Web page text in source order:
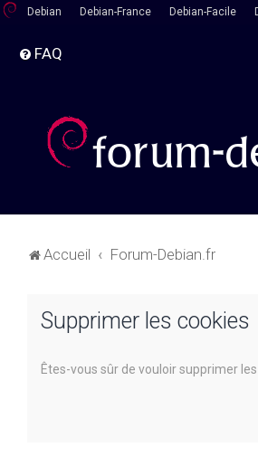
Debian Debian-France Debian-Facile
FAQ
Accueil Forum-Debian.fr
Supprimer les cookies
Êtes-vous sûr de vouloir supprimer